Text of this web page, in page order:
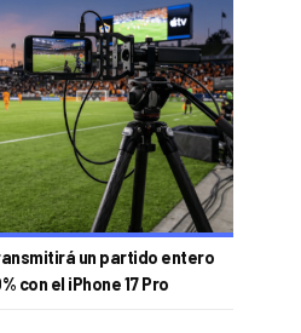
un partido entero
con el iPhone 17 Pro